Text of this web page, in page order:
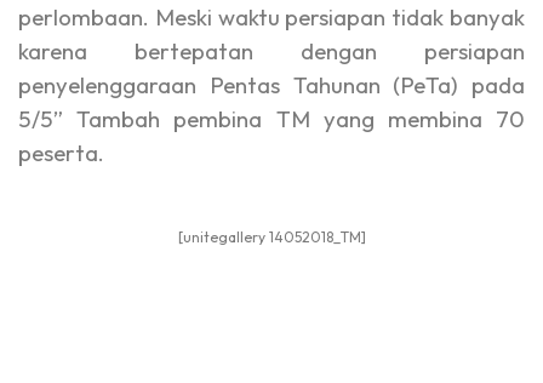
perlombaan. Meski waktu persiapan tidak banyak
karena bertepatan dengan persiapan
penyelenggaraan Pentas Tahunan (PeTa) pada
5/5” Tambah pembina TM yang membina 70
peserta.
[unitegallery 14052018_TM]